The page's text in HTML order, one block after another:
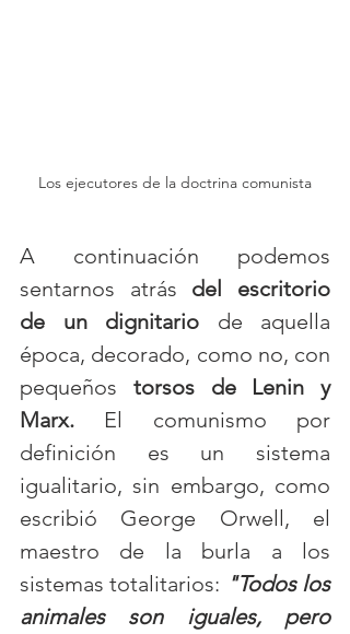
Los ejecutores de la doctrina comunista
A continuación podemos
sentarnos atrás del escritorio
de un dignitario de aquella
época, decorado, como no, con
pequeños torsos de Lenin y
Marx. El comunismo por
definición es un sistema
igualitario, sin embargo, como
escribió George Orwell, el
maestro de la burla a los
sistemas totalitarios: "Todos los
animales son iguales, pero